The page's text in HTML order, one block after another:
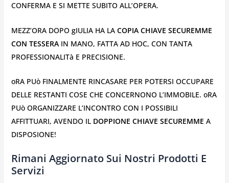
CONFERMA E SI METTE SUBITO ALL’OPERA.
MEZZ’ORA DOPO gIULIA HA LA COPIA CHIAVE SECUREMME
CON TESSERAIN MANO, FATTA AD HOC, CON TANTA
PROFESSIONALITà E PRECISIONE.
oRA PUò FINALMENTE RINCASARE PER POTERSI OCCUPARE
DELLE RESTANTI COSE CHE CONCERNONO L’IMMOBILE. oRA
PUò ORGANIZZARE L’INCONTRO CON I POSSIBILI
AFFITTUARI, AVENDO IL DOPPIONE CHIAVE SECUREMME A
DISPOSIONE!
Rimani Aggiornato Sui Nostri Prodotti E
Servizi